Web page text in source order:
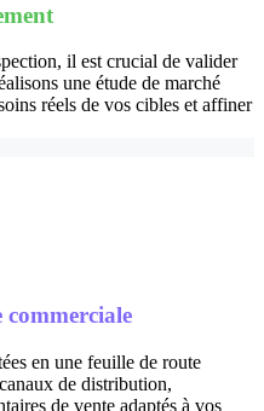
il est crucial de valider
une étude de marché
réels de vos cibles et affiner
commerciale
en une feuille de route
de distribution,
de vente adaptés à vos